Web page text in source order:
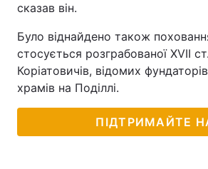
сказав він.
Було віднайдено також
стосується розграбованої XVII
Коріатовичів, відомих
храмів на Поділлі.
ПІДТРИМАЙТЕ